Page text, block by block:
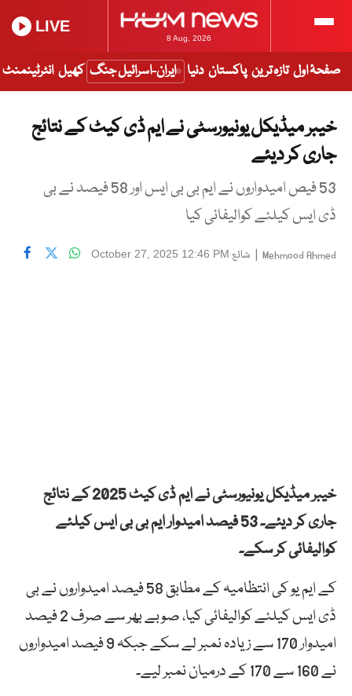
8 Aug, 2026
LIVE
صفحۂ اول تازہ ترین پاکستان دنیا ایران-اسرائیل جنگ کھیل انٹرٹینمنٹ
خیبر میڈیکل یونیورسٹی نے ایم ڈی کیٹ کے نتائج
جاری کر دیئے
53 فیص امیدواروں نے ایم بی بی ایس اور 58 فیصد نے بی
ڈی ایس کیلئے کوالیفائی کیا
Mehmood Ahmed
| شائع October 27, 2025 12:46 PM
خیبر میڈیکل یونیورسٹی نے ایم ڈی کیٹ 2025 کے نتائج
جاری کر دیئے۔ 53 فیصد امیدوار ایم بی بی ایس کیلئے
کوالیفائی کر سکے۔
کے ایم یو کی انتظامیہ کے مطابق 58 فیصد امیدواروں نے بی
ڈی ایس کیلئے کوالیفائی کیا، صوبے بھر سے صرف 2 فیصد
امیدوار 170 سے زیادہ نمبر لے سکے جبکہ 9 فیصد امیدواروں
نے 160 سے 170 کے درمیان نمبر لیے۔